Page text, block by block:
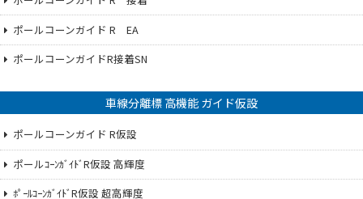
ポールコーンガイド R EA
ポールコーンガイドR接着SN
車線分離標 高機能 ガイド仮設
ポールコーンガイド R仮設
ポールｺｰﾝｶﾞｲﾄﾞR仮設 高輝度
ﾎﾟｰﾙｺｰﾝｶﾞｲﾄﾞR仮設 超高輝度